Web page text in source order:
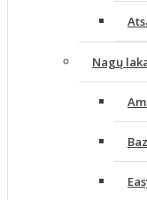
Nagų